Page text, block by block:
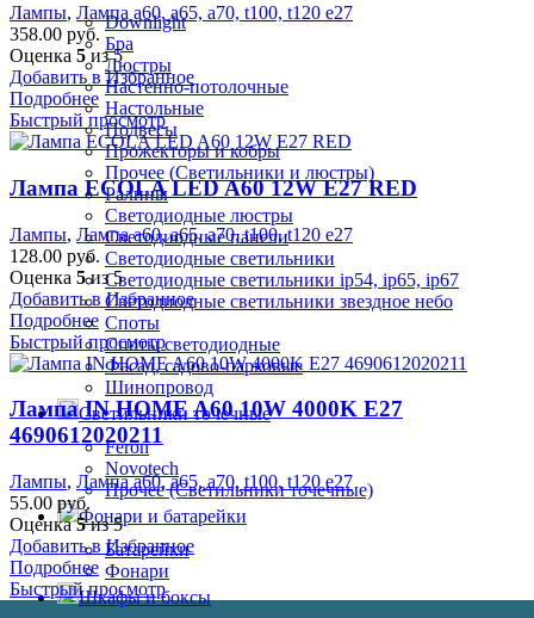
Downlight
Бра
Люстры
Настенно-потолочные
Настольные
Подвесы
Прожекторы и кобры
Прочее (Светильники и люстры)
Ралины
Светодиодные люстры
Светодиодные панели
Светодиодные светильники
Светодиодные светильники ip54, ip65, ip67
Светодиодные светильники звездное небо
Споты
Споты светодиодные
Фасад, садово-парковые
Шинопровод
Светильники точечные
Feron
Novotech
Прочее (Светильники точечные)
Фонари и батарейки
Батарейки
Фонари
Шкафы и боксы
Лампы, Лампа а60, а65, а70, t100, t120 е27
358.00 руб.
Оценка 5из 5
Добавить в Избранное
Подробнее
Быстрый просмотр
Лампа ECOLA LED A60 12W E27 RED
Лампы, Лампа а60, а65, а70, t100, t120 е27
128.00 руб.
Оценка 5из 5
Добавить в Избранное
Подробнее
Быстрый просмотр
Лампа IN HOME A60 10W 4000K E27
4690612020211
Лампы, Лампа а60, а65, а70, t100, t120 е27
55.00 руб.
Оценка5из 5
Добавить в Избранное
Подробнее
Быстрый просмотр